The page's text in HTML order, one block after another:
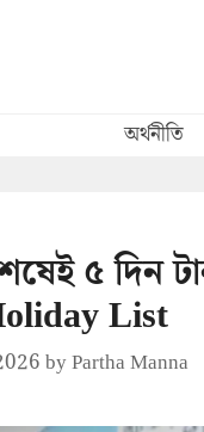
অর্থনীতি
৫ দিন
List
byPartha Manna